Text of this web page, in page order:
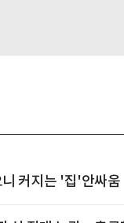
커지는 '집'안싸움